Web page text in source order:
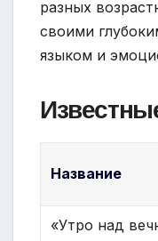
разных
своими
языком и
Название
«Утро над